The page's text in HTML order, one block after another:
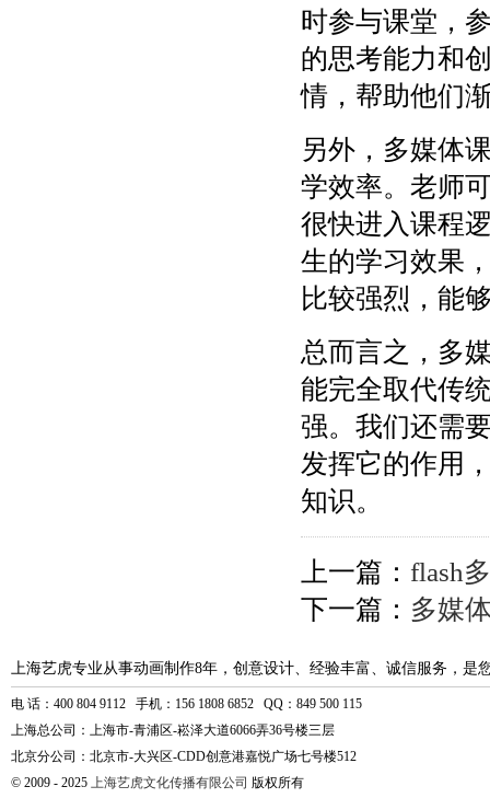
时参与课堂，
的思考能力和
情，帮助他们
另外，多媒体
学效率。老师
很快进入课程
生的学习效果
比较强烈，能
总而言之，多
能完全取代传
强。我们还需
发挥它的作用
知识。
上一篇： flash
下一篇： 多媒
上海艺虎专业从事动画制作8年，创意设计、经验丰富、诚信服务，是
电 话：400 804 9112 手机：156 1808 6852 QQ：849 500 115
上海总公司：上海市-青浦区-崧泽大道6066弄36号楼三层
北京分公司：北京市-大兴区-CDD创意港嘉悦广场七号楼512
© 2009 - 2025 上海艺虎文化传播有限公司 版权所有